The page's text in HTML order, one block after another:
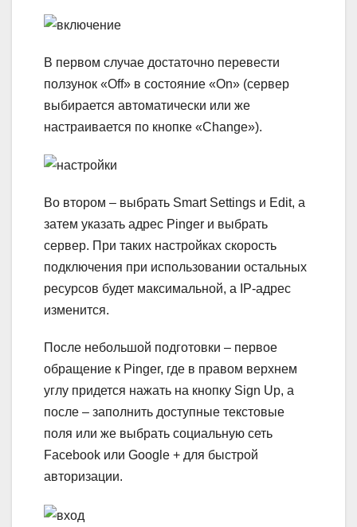
В первом случае достаточно перевести
ползунок «Off» в состояние «On» (сервер
выбирается автоматически или же
настраивается по кнопке «Change»).
Во втором – выбрать Smart Settings и Edit, а
затем указать адрес Pinger и выбрать
сервер. При таких настройках скорость
подключения при использовании остальных
ресурсов будет максимальной, а IP-адрес
изменится.
После небольшой подготовки – первое
обращение к Pinger, где в правом верхнем
углу придется нажать на кнопку Sign Up, а
после – заполнить доступные текстовые
поля или же выбрать социальную сеть
Facebook или Google + для быстрой
авторизации.